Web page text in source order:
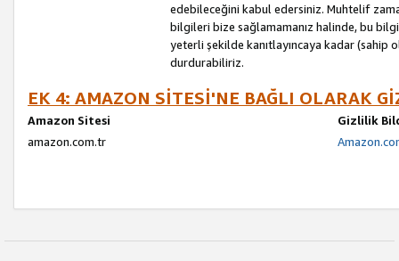
edebileceğini kabul edersiniz. Muhtelif
bilgileri bize sağlamamanız halinde, bu
yeterli şekilde kanıtlayıncaya kadar
durdurabiliriz.
EK 4: AMAZON SİTESİ'NE BAĞLI OLARAK
Amazon Sitesi
Gizlilik
amazon.com.tr